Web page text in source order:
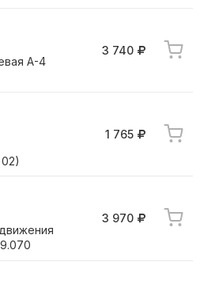
А-4
3 740
1 765
3 970